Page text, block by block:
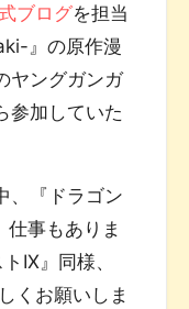
ブログを担当
』の原作漫
ヤングガンガ
参加していた
、『ドラゴン
仕事もありま
IX』同様、
くお願いしま